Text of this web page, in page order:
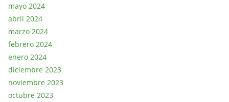
mayo 2024
abril 2024
marzo 2024
febrero 2024
enero 2024
diciembre 2023
noviembre 2023
octubre 2023